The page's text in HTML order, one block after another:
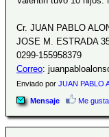
Cr. JUAN PABLO
JOSE M. ESTRADA
0299-155958379
Correo:
Enviado por JUAN PABLO
Mensaje Me gusta